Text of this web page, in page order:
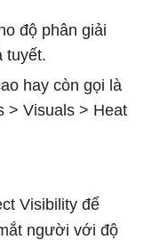
độ phân giải
tuyết.
hay còn gọi là
> Visuals > Heat
Visibility để
người với độ